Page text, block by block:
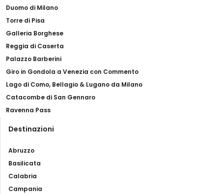
Duomo di Milano
Torre di Pisa
Galleria Borghese
Reggia di Caserta
Palazzo Barberini
Giro in Gondola a Venezia con Commento
Lago di Como, Bellagio & Lugano da Milano
Catacombe di San Gennaro
Ravenna Pass
Destinazioni
Abruzzo
Basilicata
Calabria
Campania